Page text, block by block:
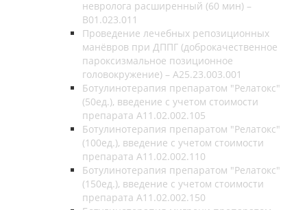
невролога расширенный (60 мин) –
B01.023.011
Проведение лечебных репозиционных
манёвров при ДППГ (доброкачественное
пароксизмальное позиционное
головокружение) – A25.23.003.001
Ботулинотерапия препаратом "Релатокс"
(50ед.), введение с учетом стоимости
препарата А11.02.002.105
Ботулинотерапия препаратом "Релатокс"
(100ед.), введение с учетом стоимости
препарата А11.02.002.110
Ботулинотерапия препаратом "Релатокс"
(150ед.), введение с учетом стоимости
препарата А11.02.002.150